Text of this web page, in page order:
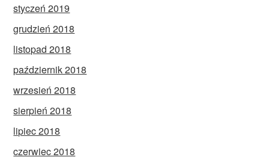
styczeń 2019
grudzień 2018
listopad 2018
październik 2018
wrzesień 2018
sierpień 2018
lipiec 2018
czerwiec 2018